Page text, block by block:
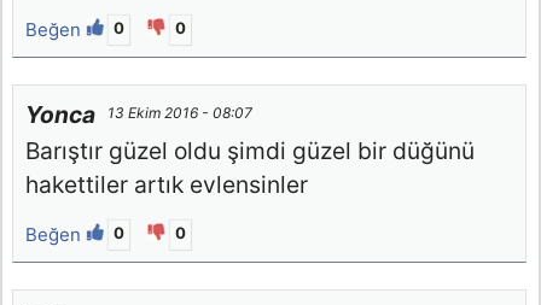
Beğen 0 0
Yonca 13 Ekim 2016 - 08:07
Barıştır güzel oldu şimdi güzel bir düğünü
hakettiler artık evlensinler
Beğen 0 0